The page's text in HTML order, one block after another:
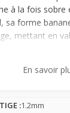
à la fois sobre
sa forme
mettant en
discrète
peaux
En savoir
:1.2mm